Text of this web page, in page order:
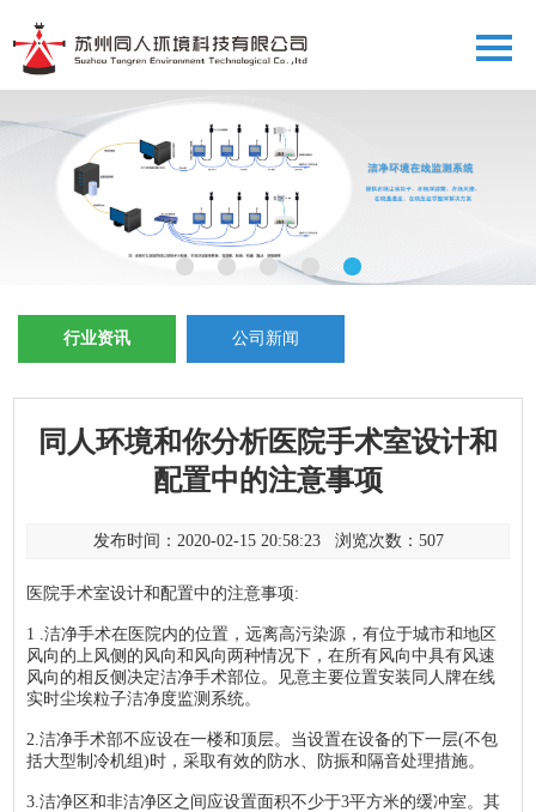
行业资讯 公司新闻
同人环境和你分析医院手术室设计和
配置中的注意事项
发布时间：2020-02-15 20:58:23 浏览次数： 507
医院手术室设计和配置中的注意事项:
1 .洁净手术在医院内的位置，远离高污染源，有位于城市和地区
风向的上风侧的风向和风向两种情况下，在所有风向中具有风速
风向的相反侧决定洁净手术部位。见意主要位置安装同人牌在线
实时尘埃粒子洁净度监测系统。
2.洁净手术部不应设在一楼和顶层。当设置在设备的下一层(不包
括大型制冷机组)时，采取有效的防水、防振和隔音处理措施。
3.洁净区和非洁净区之间应设置面积不少于3平方米的缓冲室。其